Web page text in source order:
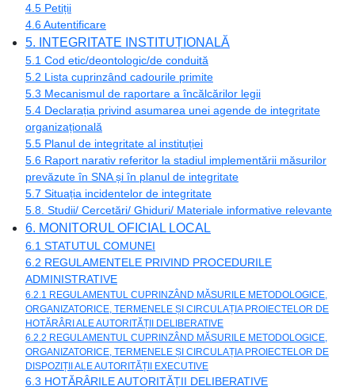
4.5 Petiții
4.6 Autentificare
5. INTEGRITATE INSTITUȚIONALĂ
5.1 Cod etic/deontologic/de conduită
5.2 Lista cuprinzând cadourile primite
5.3 Mecanismul de raportare a încălcărilor legii
5.4 Declarația privind asumarea unei agende de integritate
organizațională
5.5 Planul de integritate al instituției
5.6 Raport narativ referitor la stadiul implementării măsurilor
prevăzute în SNA și în planul de integritate
5.7 Situația incidentelor de integritate
5.8. Studii/ Cercetări/ Ghiduri/ Materiale informative relevante
6. MONITORUL OFICIAL LOCAL
6.1 STATUTUL COMUNEI
6.2 REGULAMENTELE PRIVIND PROCEDURILE
ADMINISTRATIVE
6.2.1 REGULAMENTUL CUPRINZÂND MĂSURILE METODOLOGICE,
ORGANIZATORICE, TERMENELE ȘI CIRCULAȚIA PROIECTELOR DE
HOTĂRÂRI ALE AUTORITĂȚII DELIBERATIVE
6.2.2 REGULAMENTUL CUPRINZÂND MĂSURILE METODOLOGICE,
ORGANIZATORICE, TERMENELE ȘI CIRCULAȚIA PROIECTELOR DE
DISPOZIȚII ALE AUTORITĂȚII EXECUTIVE
6.3 HOTĂRÂRILE AUTORITĂȚII DELIBERATIVE